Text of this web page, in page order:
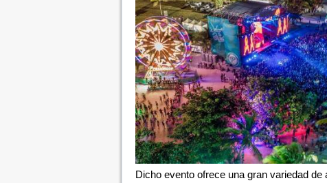
Dicho evento ofrece una gran variedad